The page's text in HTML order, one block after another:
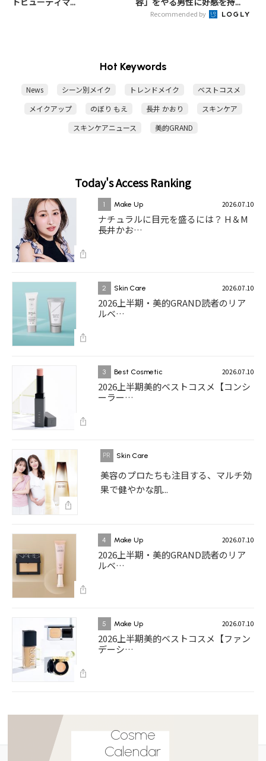
Recommended by
Hot Keywords
News シーン別メイク トレンドメイク
ベストコスメ
メイクアップ
のぼり もえ 長井 かおり
スキンケア
スキンケアニュース
美的GRAND
Today's Access Ranking
1 Make Up 2026.07.10
ナチュラルに目元を盛るには？ H＆M
長井かお…
2 Skin Care 2026.07.10
2026上半期・美的GRAND読者のリア
ルベ…
3 Best Cosmetic 2026.07.10
2026上半期美的ベストコスメ【コンシ
ーラー…
Skin Care
美容のプロたちも注目する、マルチ効
果で健やかな肌...
4 Make Up 2026.07.10
2026上半期・美的GRAND読者のリア
ルベ…
5 Make Up 2026.07.10
2026上半期美的ベストコスメ【ファン
デーシ…
Cosme
Calendar